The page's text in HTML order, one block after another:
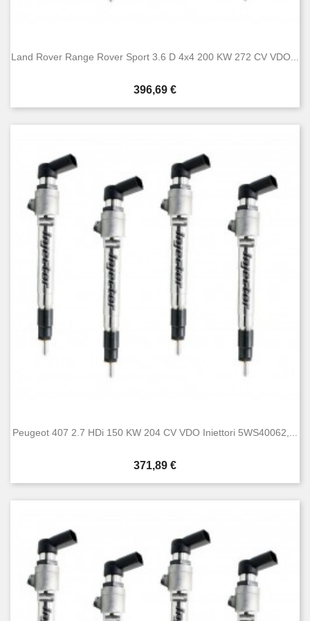
Land Rover Range Rover Sport 3.6 D 4x4 200 KW 272 CV VDO...
Prezzo
396,69 €
Peugeot 407 2.7 HDi 150 KW 204 CV VDO Iniettori 5WS40062,...
Prezzo
371,89 €